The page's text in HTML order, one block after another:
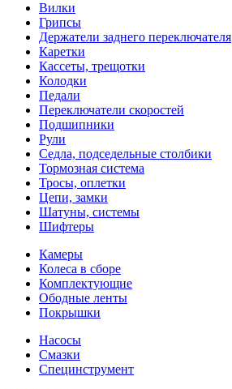
Вилки
Грипсы
Держатели заднего переключателя
Каретки
Кассеты, трещотки
Колодки
Педали
Переключатели скоростей
Подшипники
Рули
Седла, подседельные столбики
Тормозная система
Тросы, оплетки
Цепи, замки
Шатуны, системы
Шифтеры
Камеры
Колеса в сборе
Комплектующие
Ободные ленты
Покрышки
Насосы
Смазки
Специнструмент